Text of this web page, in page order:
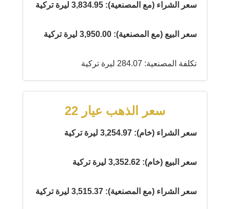
سعر الشراء (مع المصنعية): 3,834.95 ليرة تركية
سعر البيع (مع المصنعية): 3,950.00 ليرة تركية
تكلفة المصنعية: 284.07 ليرة تركية
سعر الذهب عيار 22
سعر الشراء (خام): 3,254.97 ليرة تركية
سعر البيع (خام): 3,352.62 ليرة تركية
سعر الشراء (مع المصنعية): 3,515.37 ليرة تركية